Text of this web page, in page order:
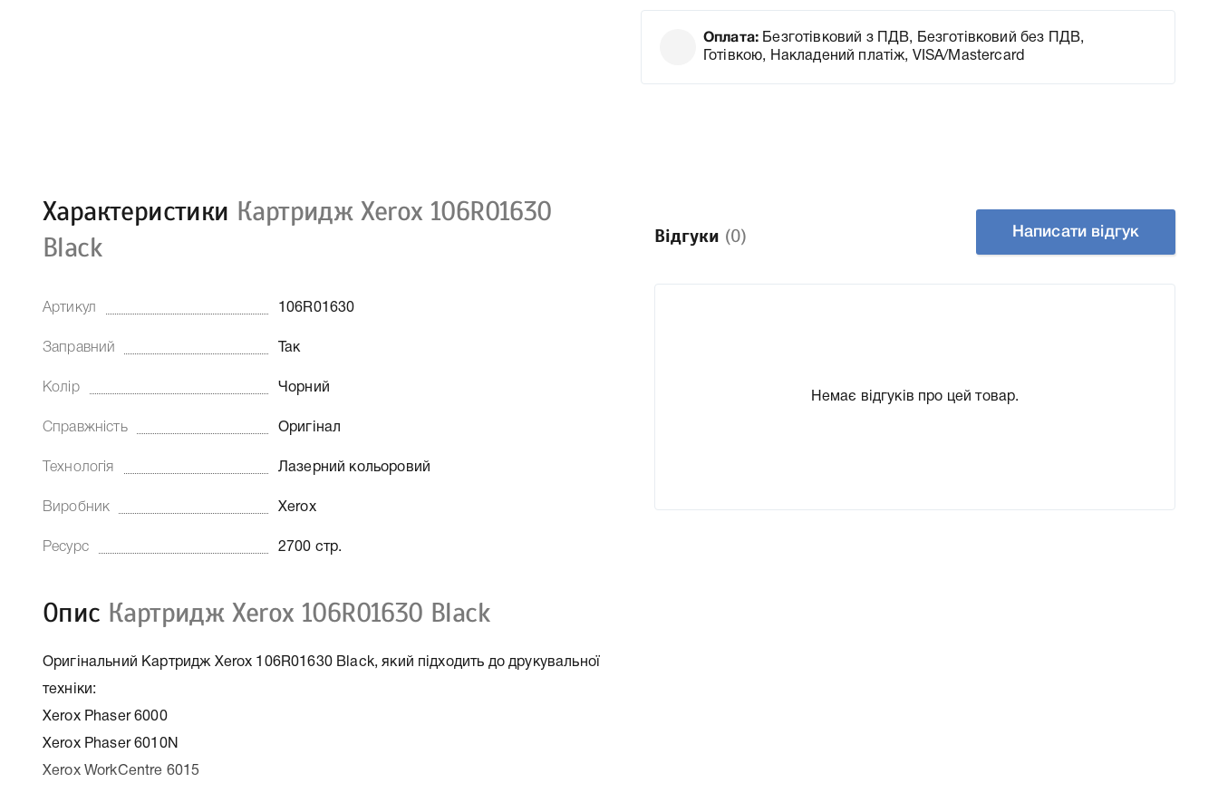
Оплата: Безготівковий з ПДВ, Безготівковий без ПДВ,
Готівкою, Накладений платіж, VISA/Mastercard
Характеристики Картридж Xerox 106R01630
Black
Артикул 106R01630
Заправний Так
Колір Чорний
Справжність Оригінал
Технологія Лазерний кольоровий
Виробник Xerox
Ресурс 2700 стр.
Опис Картридж Xerox 106R01630 Black
Оригінальний Картридж Xerox 106R01630 Black, який підходить до друкувальної
техніки:
Xerox Phaser 6000
Xerox Phaser 6010N
Xerox WorkCentre 6015
Відгуки (0) Написати відгук
Немає відгуків про цей товар.